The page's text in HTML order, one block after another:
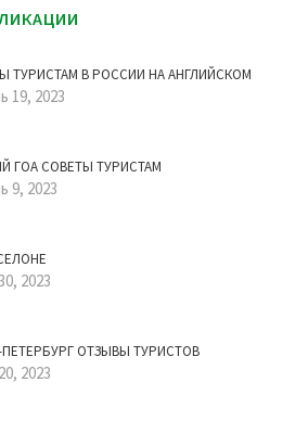
ТУРИСТАМ В РОССИИ НА АНГЛИЙСКОМ
19, 2023
ГОА СОВЕТЫ ТУРИСТАМ
9, 2023
2023
ОТЗЫВЫ ТУРИСТОВ
2023